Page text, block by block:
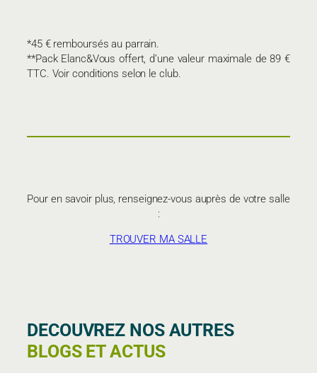
*45 € remboursés au parrain.
**Pack Elanc&Vous offert, d’une valeur maximale de 89 €
TTC. Voir conditions selon le club.
Pour en savoir plus, renseignez-vous auprès de votre salle
:
TROUVER MA SALLE
DECOUVREZ NOS AUTRES
BLOGS ET ACTUS